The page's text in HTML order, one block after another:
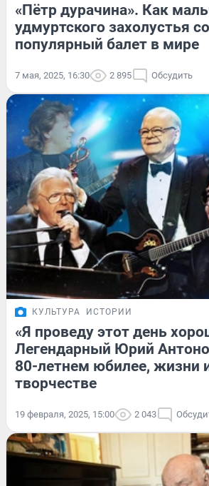
«Пётр дурачина». Как
удмуртского захолустья
популярный балет в мире
7 мая, 2025, 16:30 2 895 Обсудить
КУЛЬТУРА ИСТОРИИ
«Я проведу этот день
Легендарный Юрий
80-летнем юбилее, жизни
творчестве
19 февраля, 2025, 15:00 2 043